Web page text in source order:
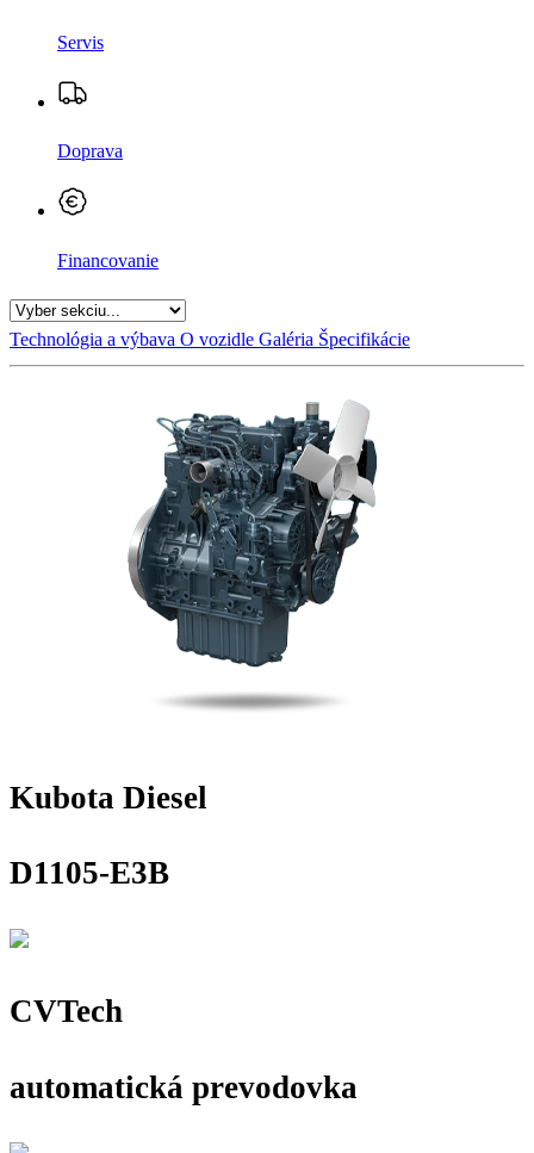
Servis
Doprava
Financovanie
Technológia a výbava O vozidle Galéria Špecifikácie
Kubota Diesel
D1105-E3B
CVTech
automatická prevodovka